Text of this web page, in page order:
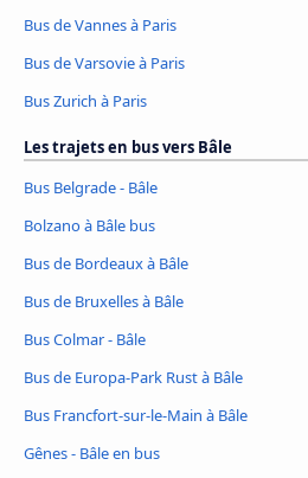
Bus de Vannes à Paris
Bus de Varsovie à Paris
Bus Zurich à Paris
Les trajets en bus vers Bâle
Bus Belgrade - Bâle
Bolzano à Bâle bus
Bus de Bordeaux à Bâle
Bus de Bruxelles à Bâle
Bus Colmar - Bâle
Bus de Europa-Park Rust à Bâle
Bus Francfort-sur-le-Main à Bâle
Gênes - Bâle en bus